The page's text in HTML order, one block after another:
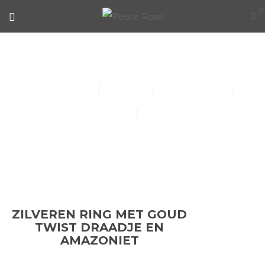
0
ZILVEREN RING MET GOUD
TWIST DRAADJE EN
AMAZONIET